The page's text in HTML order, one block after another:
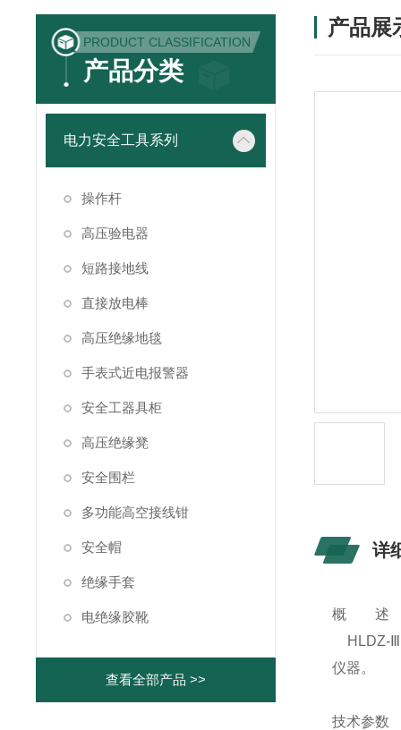
PRODUCT CLASSIFICATION
产品分类
电力安全工具系列
操作杆
高压验电器
短路接地线
直接放电棒
高压绝缘地毯
手表式近电报警器
安全工器具柜
高压绝缘凳
安全围栏
多功能高空接线钳
安全帽
绝缘手套
电绝缘胶靴
查看全部产品 >>
产品展
详
概 述
HLDZ-Ⅲ
仪器。
技术参数